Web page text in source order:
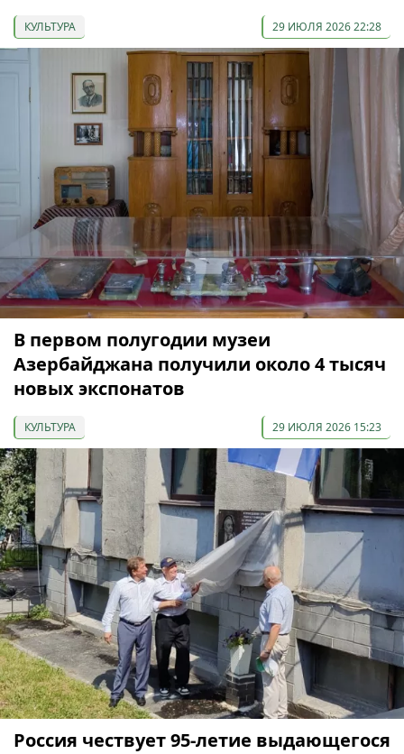
КУЛЬТУРА 29 ИЮЛЯ 2026 22:28
В первом полугодии музеи
Азербайджана получили около 4 тысяч
новых экспонатов
КУЛЬТУРА 29 ИЮЛЯ 2026 15:23
Россия чествует 95-летие выдающегося